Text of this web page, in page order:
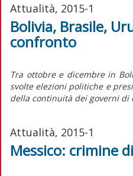
Attualità, 2015-1
Bolivia, Brasile,
confronto
Tra ottobre e dicembre in
svolte elezioni politiche e
della continuità dei governi di
Attualità, 2015-1
Messico: crimine